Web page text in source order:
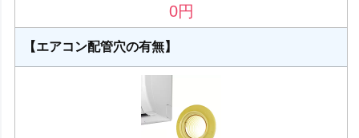
0円
【エアコン配管穴の有無】